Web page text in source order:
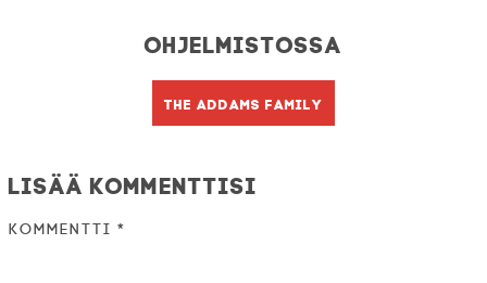
Ohjelmistossa
The Addams Family
Lisää kommenttisi
Kommentti *